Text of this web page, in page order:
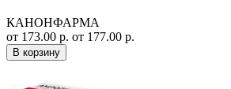
КАНОНФАРМА
от 173.00 р. от 177.00 р.
В корзину